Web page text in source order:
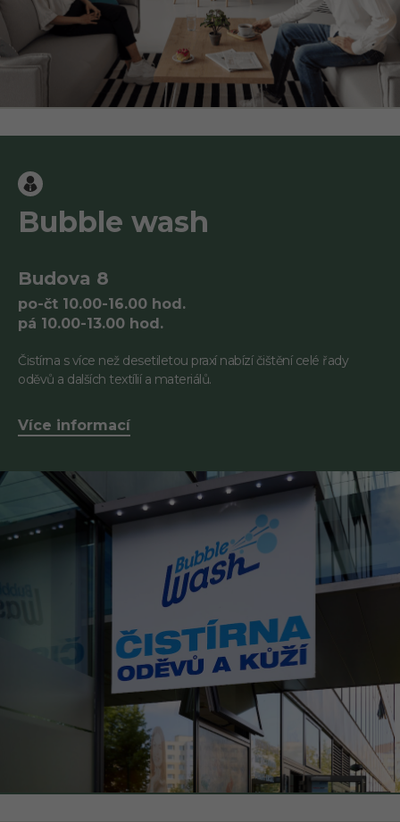
Bubble wash
Budova 8
po-čt 10.00-16.00 hod.
pá 10.00-13.00 hod.
Čistírna s více než desetiletou praxí nabízí čištění celé řady
oděvů a dalších textílií a materiálů.
Více informací